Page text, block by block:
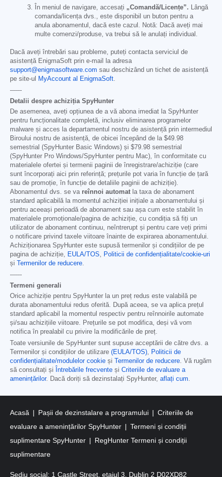
În meniul de navigare, accesați „Comandă/Licențe”. Lângă
comanda/licența dvs., este disponibil un buton pentru a
anula abonamentul, dacă este cazul. Notă: Dacă aveți mai
multe comenzi/produse, va trebui să le anulați individual.
Dacă aveți întrebări sau probleme, puteți contacta serviciul de
asistență EnigmaSoft prin e-mail la adresa
support@enigmasoftware.com sau deschizând un tichet de asistență
pe site-ul
MyAccount al EnigmaSoft
------
Detalii despre achiziția SpyHunter
De asemenea, aveți opțiunea de a vă abona imediat la SpyHunter
pentru funcționalitate completă, inclusiv eliminarea programelor
malware și acces la departamentul nostru de asistență prin intermediul
Biroului nostru de asistență, de obicei începând de la $49.98
semestrial (SpyHunter Basic Windows) și $79.98 semestrial
(SpyHunter Pro Windows/SpyHunter pentru Mac), în conformitate cu
materialele ofertei și termenii paginii de înregistrare/achiziție (care
sunt încorporați aici prin referință; prețurile pot varia în funcție de țară
sau de promoție, în funcție de detaliile paginii de achiziție).
Abonamentul dvs. se va reînnoi automat la taxa de abonament
standard aplicabilă la momentul achiziției inițiale a abonamentului și
pentru aceeași perioadă de abonament sau așa cum este stabilit în
materialele promoționale/pagina de achiziție, cu condiția să fiți un
utilizator de abonament continuu, neîntrerupt și pentru care veți primi
o notificare privind taxele viitoare înainte de expirarea abonamentului.
Achiziționarea SpyHunter este supusă termenilor și condițiilor de pe
pagina de achiziție,
EULA/TOS
Politicii de confidențialitate/cookie-uri
și Termenilor de reducere
------
Termeni generali
Orice achiziție pentru SpyHunter la un preț redus este valabilă pe
durata abonamentului redus oferită. După aceea, se va aplica prețul
standard aplicabil la momentul respectiv pentru reînnoirile automate
și/sau achizițiile viitoare. Prețurile se pot modifica, deși vă vom
notifica în prealabil cu privire la modificările de preț.
Toate versiunile de SpyHunter sunt supuse acceptării de către dvs. a
Termenilor și condițiilor de utilizare (EULA/TOS)
Politicii de
confidențialitate/modulelor cookie și Termenilor de reducere . Vă rugăm
să consultați și
Întrebările frecvente și Criteriile de evaluare a
amenințărilor. Dacă doriți să dezinstalați SpyHunter, aflați cum
Acasă Pașii de dezinstalare a programului
Criteriile de
evaluare a amenințărilor SpyHunter
Termeni și condiții
suplimentare SpyHunter
RegHunter Termeni și condiții
suplimentare
Sediu social: 1 Castle Street, etajul 3, Dublin 2 D02XD82